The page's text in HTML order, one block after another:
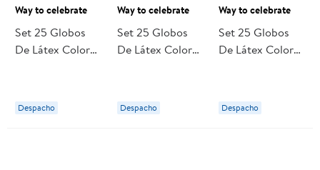
Way to celebrate
Set 25 Globos
De Látex Color
Despacho
Way to celebrate
Set 25 Globos
De Látex Color
Despacho
Way to celebrate
Set 25 Globos
De Látex Color
Despacho